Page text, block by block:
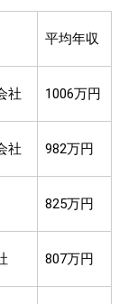
平均年収
社 1006万円
社 982万円
825万円
807万円